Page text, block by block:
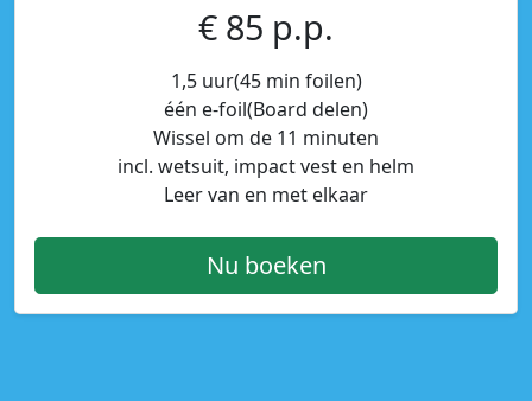
€ 85 p.p.
1,5 uur(45 min foilen)
één e-foil(Board delen)
Wissel om de 11 minuten
incl. wetsuit, impact vest en helm
Leer van en met elkaar
Nu boeken